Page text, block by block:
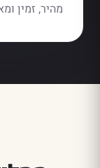
מהיר, זמין